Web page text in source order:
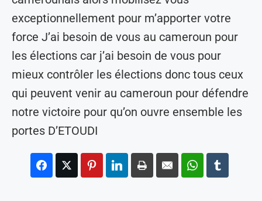
exceptionnellement pour m’apporter votre
force J’ai besoin de vous au cameroun pour
les élections car j’ai besoin de vous pour
mieux contrôler les élections donc tous ceux
qui peuvent venir au cameroun pour défendre
notre victoire pour qu’on ouvre ensemble les
portes D’ETOUDI